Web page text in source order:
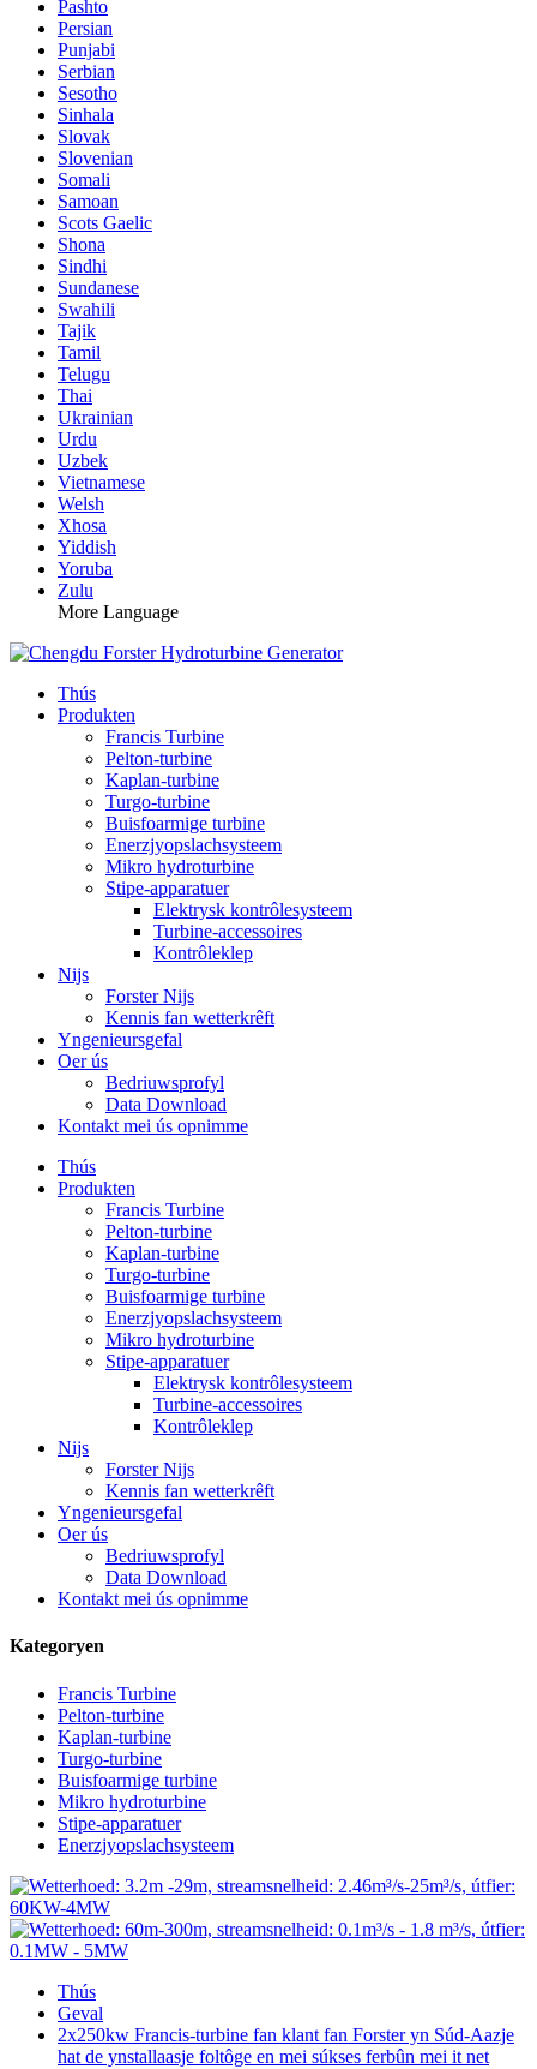
Pashto
Persian
Punjabi
Serbian
Sesotho
Sinhala
Slovak
Slovenian
Somali
Samoan
Scots Gaelic
Shona
Sindhi
Sundanese
Swahili
Tajik
Tamil
Telugu
Thai
Ukrainian
Urdu
Uzbek
Vietnamese
Welsh
Xhosa
Yiddish
Yoruba
Zulu
More Language
Thús
Produkten
Francis Turbine
Pelton-turbine
Kaplan-turbine
Turgo-turbine
Buisfoarmige turbine
Enerzjyopslachsysteem
Mikro hydroturbine
Stipe-apparatuer
Elektrysk kontrôlesysteem
Turbine-accessoires
Kontrôleklep
Nijs
Forster Nijs
Kennis fan wetterkrêft
Yngenieursgefal
Oer ús
Bedriuwsprofyl
Data Download
Kontakt mei ús opnimme
Thús
Produkten
Francis Turbine
Pelton-turbine
Kaplan-turbine
Turgo-turbine
Buisfoarmige turbine
Enerzjyopslachsysteem
Mikro hydroturbine
Stipe-apparatuer
Elektrysk kontrôlesysteem
Turbine-accessoires
Kontrôleklep
Nijs
Forster Nijs
Kennis fan wetterkrêft
Yngenieursgefal
Oer ús
Bedriuwsprofyl
Data Download
Kontakt mei ús opnimme
Kategoryen
Francis Turbine
Pelton-turbine
Kaplan-turbine
Turgo-turbine
Buisfoarmige turbine
Mikro hydroturbine
Stipe-apparatuer
Enerzjyopslachsysteem
Thús
Geval
2x250kw Francis-turbine fan klant fan Forster yn Súd-Aazje
hat de ynstallaasje foltôge en mei súkses ferbûn mei it net